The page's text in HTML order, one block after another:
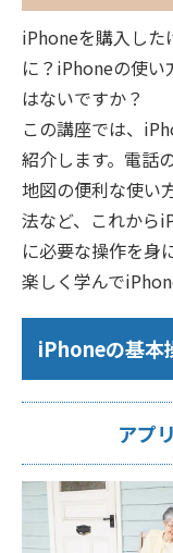
iPhoneを購入した
に？iPhoneの使
はないですか？
この講座では、
紹介します。電話
地図の便利な使い
法など、これから
に必要な操作を身
楽しく学んで
iPhoneの基本
アプ